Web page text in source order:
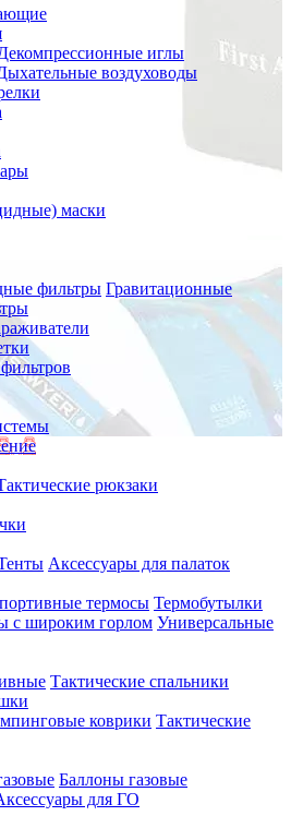
иглы
воздуховоды
маски
фильтры Гравитационные
рюкзаки
Аксессуары для палаток
термосы Термобутылки
с широким горлом Универсальные
Тактические спальники
коврики Тактические
Баллоны газовые
для ГО